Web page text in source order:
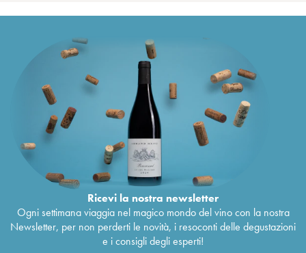
Ricevi la nostra newsletter
Ogni settimana viaggia nel magico mondo del vino con la nostra
Newsletter, per non perderti le novità, i resoconti delle degustazioni
e i consigli degli esperti!